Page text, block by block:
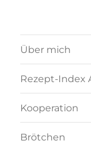
Über mich
Rezept-Index
Kooperation
Brötchen